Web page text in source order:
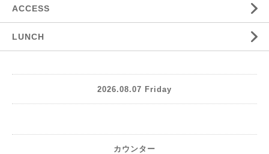
ACCESS
LUNCH
2026.08.07 Friday
カウンター